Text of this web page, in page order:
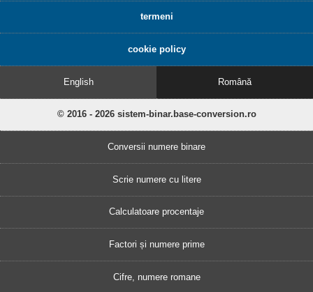
termeni
cookie policy
English Română
© 2016 - 2026 sistem-binar.base-conversion.ro
Conversii numere binare
Scrie numere cu litere
Calculatoare procentaje
Factori și numere prime
Cifre, numere romane